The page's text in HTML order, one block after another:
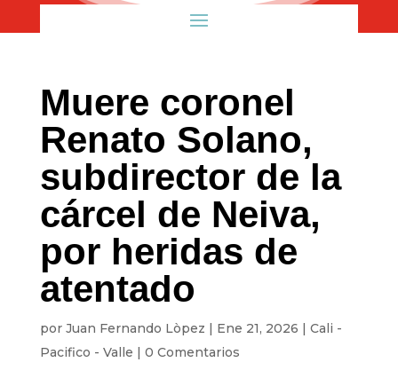
Muere coronel
Renato Solano,
subdirector de la
cárcel de Neiva,
por heridas de
atentado
por Juan Fernando Lòpez | Ene 21, 2026 | Cali -
Pacifico - Valle | 0 Comentarios